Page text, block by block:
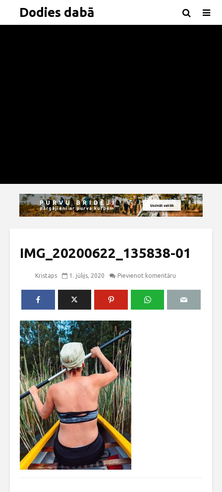
Dodies dabā
IMG_20200622_135838-01
Kristaps 1. jūlijs, 2020 Pievienot komentāru